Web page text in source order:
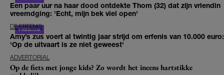
Een paar uur na haar dood ontdekte Thom (32) dat zijn vriendin
vreemdging: 'Echt, mijn bek viel open'
DE ERFENIS
Amy’s zus voert al twintig jaar strijd om erfenis van 10.000 euro:
'Op de uitvaart is ze niet geweest'
ADVERTORIAL
Op de fiets met jonge kids? Zo wordt het ineens hartstikke